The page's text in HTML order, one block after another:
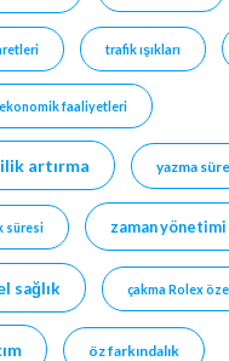
trafik ışıkları
faaliyetleri
artırma yazma
süresi zaman yönetimi
sağlık çakma Rolex
öz farkındalık